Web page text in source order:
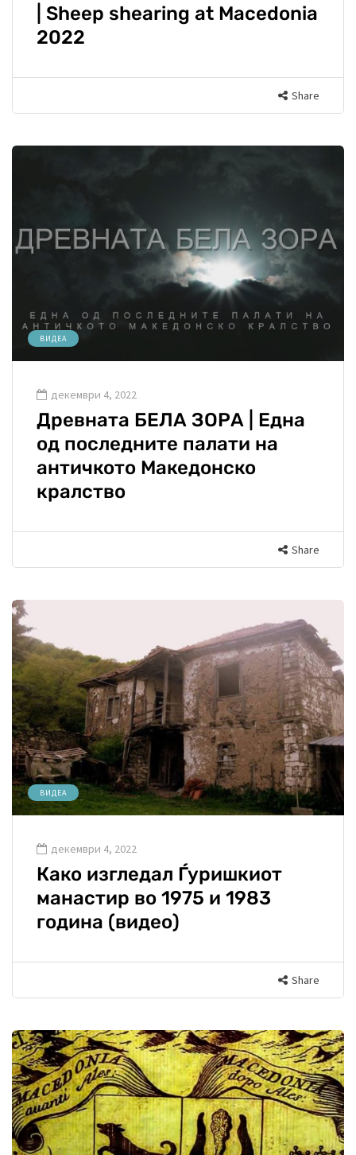
| Sheep shearing at Macedonia
2022
Share
ВИДЕА
декември 4, 2022
Древната БЕЛА ЗОРА | Една
од последните палати на
античкото Македонско
кралство
Share
ВИДЕА
декември 4, 2022
Како изгледал Ѓуришкиот
манастир во 1975 и 1983
година (видео)
Share